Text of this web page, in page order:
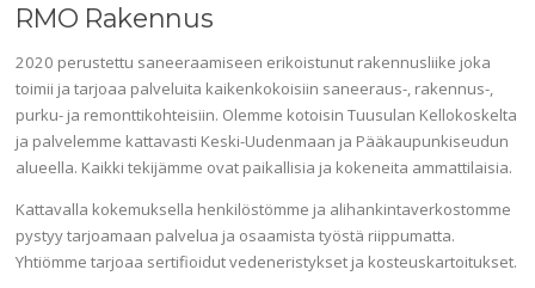
RMO Rakennus
2020 perustettu saneeraamiseen erikoistunut rakennusliike joka
toimii ja tarjoaa palveluita kaikenkokoisiin saneeraus-, rakennus-,
purku- ja remonttikohteisiin. Olemme kotoisin Tuusulan Kellokoskelta
ja palvelemme kattavasti Keski-Uudenmaan ja Pääkaupunkiseudun
alueella. Kaikki tekijämme ovat paikallisia ja kokeneita ammattilaisia.
Kattavalla kokemuksella henkilöstömme ja alihankintaverkostomme
pystyy tarjoamaan palvelua ja osaamista työstä riippumatta.
Yhtiömme tarjoaa sertifioidut vedeneristykset ja kosteuskartoitukset.